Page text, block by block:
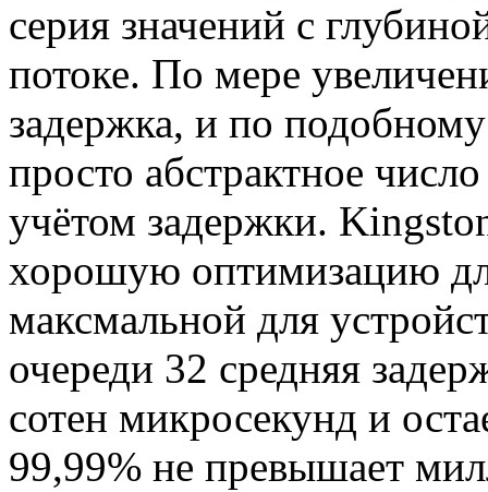
серия значений с
потоке. По мере
задержка, и по
просто абстрактное
учётом задержки.
хорошую оптимизацию
максмальной для
очереди 32 средняя
сотен микросекунд и
99,99% не превышает